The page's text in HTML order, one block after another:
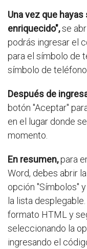
Una vez que
enriquecido",se
podrás ingresar el
para el símbolo de
símbolo de
Después de
botón "Aceptar"
en el lugar donde
momento.
En resumen,para
Word, debes abrir
opción "Símbolos"
la lista
formato HTML y
seleccionando la
ingresando el